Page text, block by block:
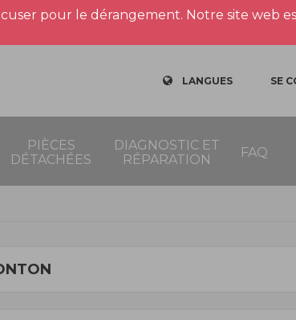
pour le dérangement. Notre site web
LANGUES SE
PIÈCES
DÉTACHÉES
DIAGNOSTIC ET
RÉPARATION
FAQ